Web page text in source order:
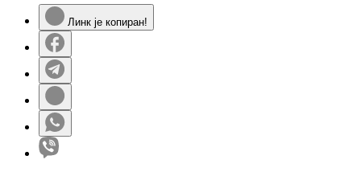
Линк је копиран!